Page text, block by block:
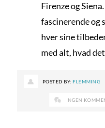
Firenze og
fascinerende og
hver sine
med alt, hvad
POSTED BY:FLEMMING
INGEN